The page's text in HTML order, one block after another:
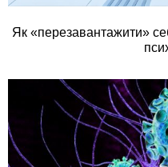
Як «перезавантажити»